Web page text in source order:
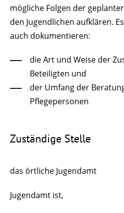
mögliche Folgen der
den Jugendlichen aufklären.
auch dokumentieren:
die Art und Weise der
Beteiligten und
der Umfang der
Pflegepersonen
Zuständige Stelle
das örtliche Jugendamt
Jugendamt ist,